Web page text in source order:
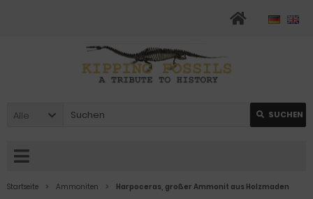
Alle SUCHEN
Startseite Ammoniten Harpoceras, großer Ammonit aus Holzmaden